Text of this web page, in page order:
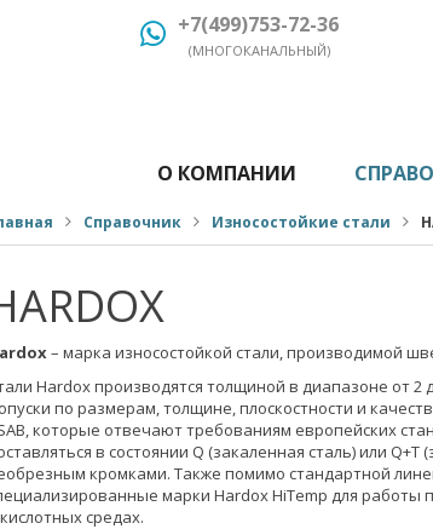
+7(499)753-72-36
(МНОГОКАНАЛЬНЫЙ)
О КОМПАНИИ
Справочник Износостойкие стали
– марка износостойкой стали, производимой
Hardox производятся толщиной в диапазоне от
по размерам, толщине, плоскостности и
которые отвечают требованиям европейских
в состоянии Q (закаленная сталь) или
кромками. Также помимо стандартной
марки Hardox HiTemp для работы
средах.